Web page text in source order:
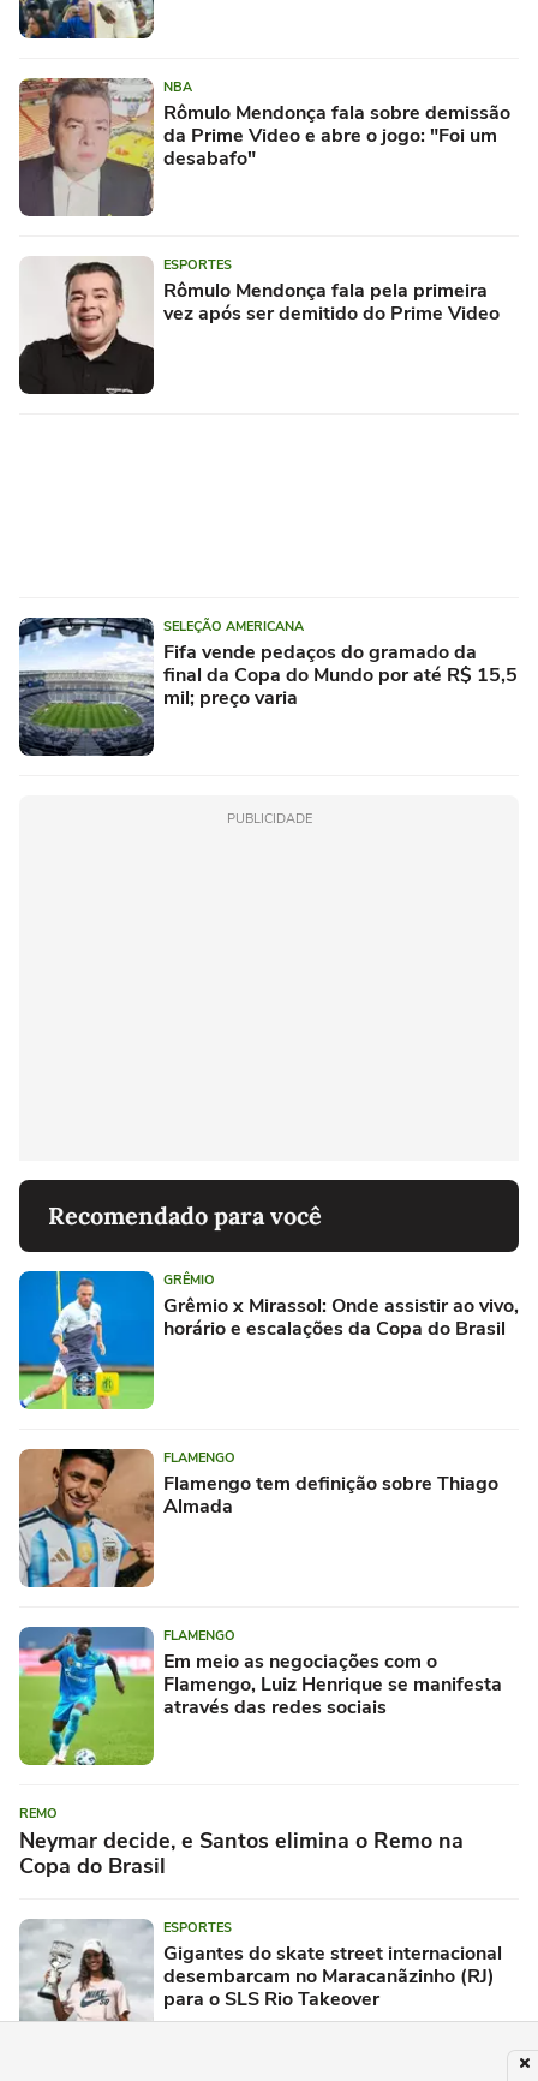
NBA
Rômulo Mendonça fala sobre demissão
da Prime Video e abre o jogo: "Foi um
desabafo"
ESPORTES
Rômulo Mendonça fala pela primeira
vez após ser demitido do Prime Video
SELEÇÃO AMERICANA
Fifa vende pedaços do gramado da
final da Copa do Mundo por até R$ 15,5
mil; preço varia
PUBLICIDADE
Recomendado para você
GRÊMIO
Grêmio x Mirassol: Onde assistir ao vivo,
horário e escalações da Copa do Brasil
FLAMENGO
Flamengo tem definição sobre Thiago
Almada
FLAMENGO
Em meio as negociações com o
Flamengo, Luiz Henrique se manifesta
através das redes sociais
REMO
Neymar decide, e Santos elimina o Remo na
Copa do Brasil
ESPORTES
Gigantes do skate street internacional
desembarcam no Maracanãzinho (RJ)
para o SLS Rio Takeover